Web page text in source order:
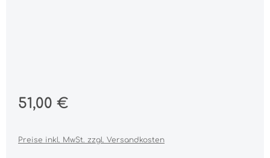
Regulärer Preis:
51,00 €
Preise inkl. MwSt. zzgl. Versandkosten